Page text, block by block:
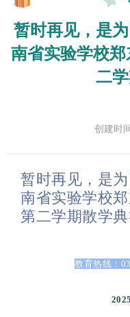
暂时再见，是
南省实验学校郑
二
创建时
暂时再见，是
南省实验学校
第二学期散学
教育热线：
2025